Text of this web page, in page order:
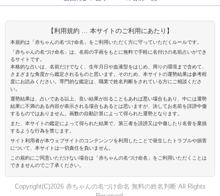
【利用規約 … 本サイトのご利用にあたり】
本規約は「赤ちゃんの名づけ命名」をご利用いただく方に守っていただくルールです。
「赤ちゃんの名づけ命名」は、名前の字画をもとに無料で手軽に名付けの名前占いができ
るサイトです。
本格的な占いは、名前だけでなく、生年月日や血液型をはじめ、周りの環境まで含めて、
さまざまな角度から鑑定されるものと思います。そのため、本サイトの運勢結果は参考程
度にお読みください。専門的な鑑定は、職業で姓名判断をされている方にご相談くださ
い。
運勢結果は、占いである以上、良い結果が出ることもあれば悪い場合もあり、中には運勢
結果に不満のある内容が表示される場合もあるとは思いますが、決してお名前を誹謗中傷
するものではありません。画数の自動計算によって得られた運勢となります。
また、本サイトの鑑定によって得られた結果で、第三者を誹謗又は中傷したり名誉を棄損
するような行為を禁じます。
サイト利用者が本ウェブサイトのコンテンンツを利用したことで発生したトラブルや損害
について、本サイトは一切責任を負いません。
この規約にご同意いただけない場合は「赤ちゃんの名づけ命名」をご利用いただくことは
できませんのでご了承ください。
Copyright(C)2026 赤ちゃんの名づけ命名 無料の姓名判断 All Rights